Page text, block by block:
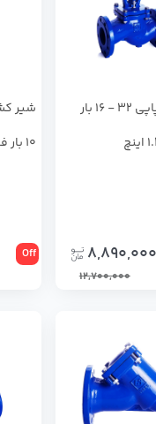
شير سوپاپي 32 - 16 بار
8,890,000
12,700,000
10 بار فاراب 3 اینچ
Off